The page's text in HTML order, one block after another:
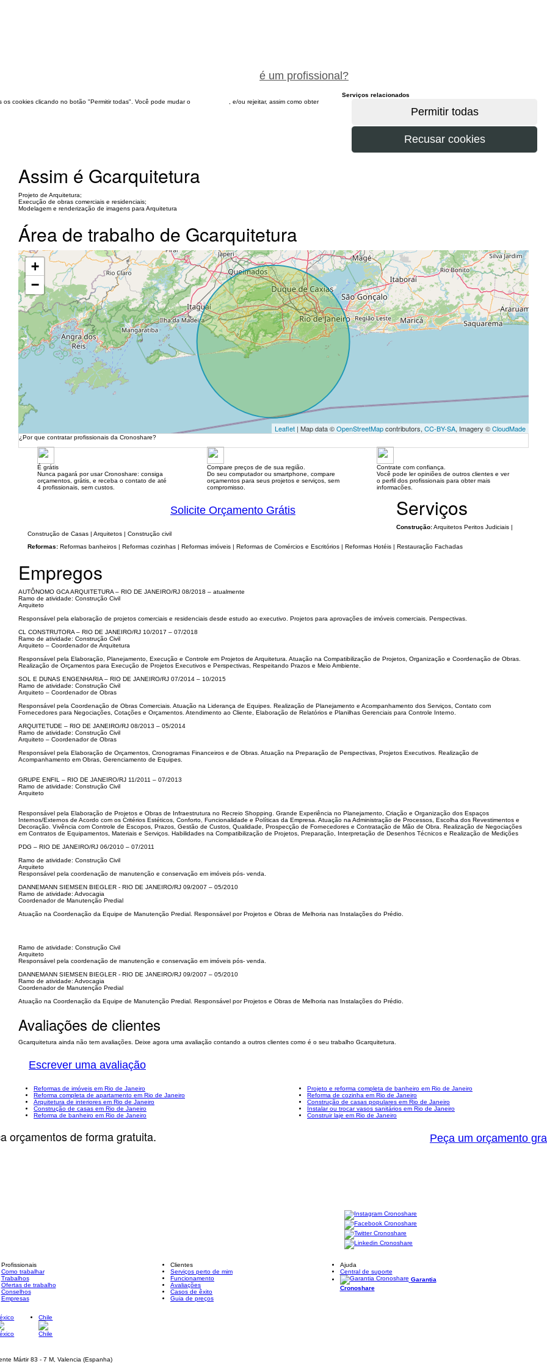
é um profissional?
cookies clicando no botão "Permitir todas". Você pode mudar o
, e/ou rejeitar, assim como obter
Assim é Gcarquitetura
Projeto de Arquitetura;
Execução de obras comerciais e residenciais;
Modelagem e renderização de imagens para Arquitetura
Área de trabalho de Gcarquitetura
+
−
Leaflet | Map data ©OpenStreetMapcontributors, CC-BY-SA, Imagery ©CloudMade
¿Por que contratar profissionais da Cronoshare?
É grátis
Nunca pagará por usar Cronoshare: consiga
orçamentos, grátis, e receba o contato de até
4 profissionais, sem custos.
Compare preços de de sua região.
Do seu computador ou smartphone, compare
orçamentos para seus projetos e serviços, sem
compromisso.
Contrate com confiança.
Você pode ler opiniões de outros clientes e ver
o perfil dos profissionais para obter mais
informacões.
Solicite Orçamento Grátis Serviços
Construção:Arquitetos Peritos Judiciais |
Construção de Casas | Arquitetos | Construção civil
Reformas: Reformas banheiros | Reformas cozinhas | Reformas imóveis | Reformas de Comércios e Escritórios | Reformas Hotéis | Restauração Fachadas
Empregos
AUTÔNOMO GCA ARQUITETURA – RIO DE JANEIRO/RJ 08/2018 – atualmente
Ramo de atividade: Construção Civil
Arquiteto
Responsável pela elaboração de projetos comerciais e residenciais desde estudo ao executivo. Projetos para aprovações de imóveis comerciais. Perspectivas.
CL CONSTRUTORA – RIO DE JANEIRO/RJ 10/2017 – 07/2018
Ramo de atividade: Construção Civil
Arquiteto – Coordenador de Arquitetura
Responsável pela Elaboração, Planejamento, Execução e Controle em Projetos de Arquitetura. Atuação na Compatibilização de Projetos, Organização e Coordenação de Obras.
Realização de Orçamentos para Execução de Projetos Executivos e Perspectivas, Respeitando Prazos e Meio Ambiente.
SOL E DUNAS ENGENHARIA – RIO DE JANEIRO/RJ 07/2014 – 10/2015
Ramo de atividade: Construção Civil
Arquiteto – Coordenador de Obras
Responsável pela Coordenação de Obras Comerciais. Atuação na Liderança de Equipes. Realização de Planejamento e Acompanhamento dos Serviços, Contato com
Fornecedores para Negociações, Cotações e Orçamentos. Atendimento ao Cliente, Elaboração de Relatórios e Planilhas Gerenciais para Controle Interno.
ARQUITETUDE – RIO DE JANEIRO/RJ 08/2013 – 05/2014
Ramo de atividade: Construção Civil
Arquiteto – Coordenador de Obras
Responsável pela Elaboração de Orçamentos, Cronogramas Financeiros e de Obras. Atuação na Preparação de Perspectivas, Projetos Executivos. Realização de
Acompanhamento em Obras, Gerenciamento de Equipes.
GRUPE ENFIL – RIO DE JANEIRO/RJ 11/2011 – 07/2013
Ramo de atividade: Construção Civil
Arquiteto
Responsável pela Elaboração de Projetos e Obras de Infraestrutura no Recreio Shopping. Grande Experiência no Planejamento, Criação e Organização dos Espaços
Internos/Externos de Acordo com os Critérios Estéticos, Conforto, Funcionalidade e Políticas da Empresa. Atuação na Administração de Processos, Escolha dos Revestimentos e
Decoração. Vivência com Controle de Escopos, Prazos, Gestão de Custos, Qualidade, Prospecção de Fornecedores e Contratação de Mão de Obra. Realização de Negociações
em Contratos de Equipamentos, Materiais e Serviços. Habilidades na Compatibilização de Projetos, Preparação, Interpretação de Desenhos Técnicos e Realização de Medições
PDG – RIO DE JANEIRO/RJ 06/2010 – 07/2011
Ramo de atividade: Construção Civil
Arquiteto
Responsável pela coordenação de manutenção e conservação em imóveis pós- venda.
DANNEMANN SIEMSEN BIEGLER - RIO DE JANEIRO/RJ 09/2007 – 05/2010
Ramo de atividade: Advocagia
Coordenador de Manutenção Predial
Atuação na Coordenação da Equipe de Manutenção Predial. Responsável por Projetos e Obras de Melhoria nas Instalações do Prédio.
Ramo de atividade: Construção Civil
Arquiteto
Responsável pela coordenação de manutenção e conservação em imóveis pós- venda.
DANNEMANN SIEMSEN BIEGLER - RIO DE JANEIRO/RJ 09/2007 – 05/2010
Ramo de atividade: Advocagia
Coordenador de Manutenção Predial
Atuação na Coordenação da Equipe de Manutenção Predial. Responsável por Projetos e Obras de Melhoria nas Instalações do Prédio.
Avaliações de clientes
Gcarquitetura ainda não tem avaliações. Deixe agora uma avaliação contando a outros clientes como é o seu trabalho Gcarquitetura.
Escrever uma avaliação
Serviços relacionados
Reformas de imóveis em Rio de Janeiro
Reforma completa de apartamento em Rio de Janeiro
Arquitetura de interiores em Rio de Janeiro
Construção de casas em Rio de Janeiro
Reforma de banheiro em Rio de Janeiro
Projeto e reforma completa de banheiro em Rio de Janeiro
Reforma de cozinha em Rio de Janeiro
Construção de casas populares em Rio de Janeiro
Instalar ou trocar vasos sanitários em Rio de Janeiro
Construir laje em Rio de Janeiro
orçamentos de forma gratuita. Peça um orçamento
Profissionais
Como trabalhar
Trabalhos
Ofertas de trabalho
Conselhos
Empresas
Clientes
Serviços perto de mim
Funcionamento
Avaliações
Casos de êxito
Guia de preços
Ajuda
Central de suporte
Garantia
Cronoshare
Chile
Mártir 83 - 7 M, Valencia (Espanha)